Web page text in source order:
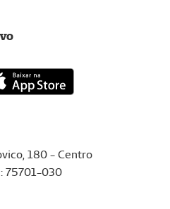
180 - Centro
75701-030